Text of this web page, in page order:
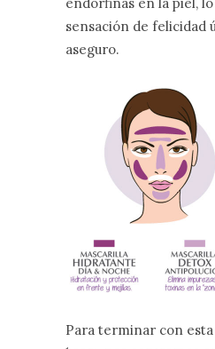
endorfinas en la piel,
sensación de felicidad
aseguro.
Para terminar con